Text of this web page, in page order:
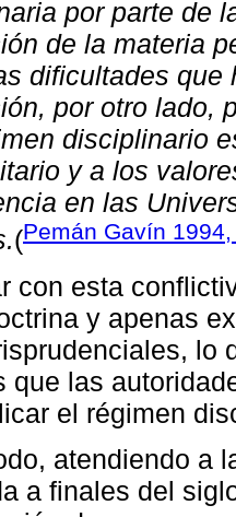
por parte de
de la materia
dificultades que
por otro lado,
disciplinario
y a los
en las
(Pemán Gavín
con esta
y apenas
lo
que las
el régimen
atendiendo a
a finales del